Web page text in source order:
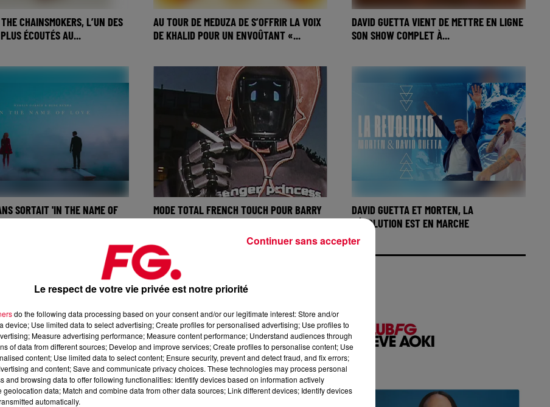
CHAINSMOKERS, L’UN DES
ÉCOUTÉS AU...
AU TOUR DE MEDUZA DE S’OFFRIR LA VOIX
DE KHALID POUR UN ENVOÛTANT «...
DAVID GUETTA VIENT DE METTRE EN LIGNE
SON SHOW COMPLET À...
SORTAIT 'IN THE NAME OF
GARRIX ET...
MODE TOTAL FRENCH TOUCH POUR BARRY
CAN'T SWIM AVEC DANCE DANCE...
DAVID GUETTA ET MORTEN, LA
RÉVOLUTION EST EN MARCHE
Le respect de votre vie privée est notre priorité
do the following data processing based on your consent and/or our legitimate interest: Store and/or
device; Use limited data to select advertising; Create profiles for personalised advertising; Use profiles to
Measure advertising performance; Measure content performance; Understand audiences through
of data from different sources; Develop and improve services; Create profiles to personalise content; Use
content; Use limited data to select content; Ensure security, prevent and detect fraud, and fix errors;
and content; Save and communicate privacy choices. These technologies may process personal
and browsing data to offer following functionalities: Identify devices based on information actively
data; Match and combine data from other data sources; Link different devices; Identify devices
automatically.
Continuer sans accepter